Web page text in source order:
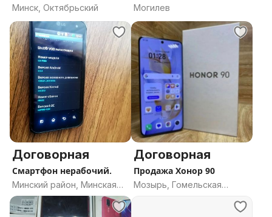
Минск, Октябрьский Могилев
Договорная
Смартфон нерабочий.
Минский район, Минская
область
Договорная
Продажа Хонор 90
Мозырь, Гомельская